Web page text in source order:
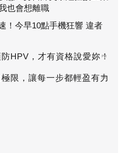
也會想離職
！今早10點手機狂響 違者
HPV，才有資格說愛妳！
PR
限，讓每一步都輕盈有力
PR